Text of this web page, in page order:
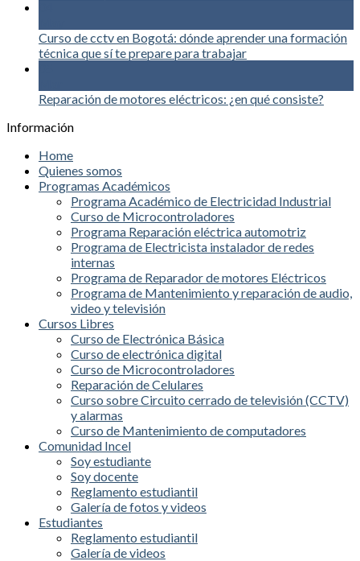
Curso de cctv en Bogotá: dónde aprender una formación
técnica que sí te prepare para trabajar
Reparación de motores eléctricos: ¿en qué consiste?
Información
Home
Quienes somos
Programas Académicos
Programa Académico de Electricidad Industrial
Curso de Microcontroladores
Programa Reparación eléctrica automotriz
Programa de Electricista instalador de redes
internas
Programa de Reparador de motores Eléctricos
Programa de Mantenimiento y reparación de audio,
video y televisión
Cursos Libres
Curso de Electrónica Básica
Curso de electrónica digital
Curso de Microcontroladores
Reparación de Celulares
Curso sobre Circuito cerrado de televisión (CCTV)
y alarmas
Curso de Mantenimiento de computadores
Comunidad Incel
Soy estudiante
Soy docente
Reglamento estudiantil
Galería de fotos y videos
Estudiantes
Reglamento estudiantil
Galería de videos